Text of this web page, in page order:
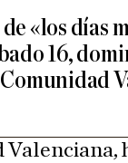
«los días
16,